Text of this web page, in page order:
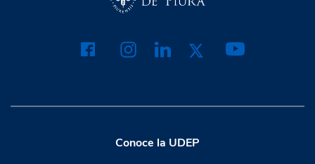
Conoce la UDEP